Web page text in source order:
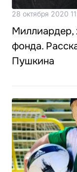
28 октября 2020
Миллиардер,
фонда.
Пушкина